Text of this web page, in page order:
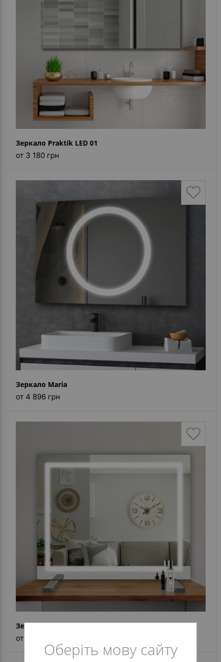
Оберіть мову сайту
Зеркало Praktik LED 01
от 3 180 грн
Зеркало Maria
от 4 896 грн
Зеркало Livia T
от 7 950 грн